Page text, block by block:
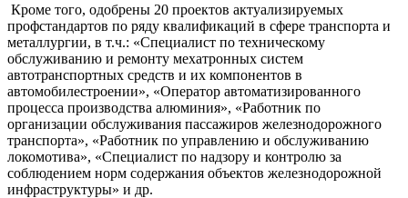
Кроме того, одобрены 20 проектов актуализируемых
профстандартов по ряду квалификаций в сфере транспорта и
металлургии, в т.ч.: «Специалист по техническому
обслуживанию и ремонту мехатронных систем
автотранспортных средств и их компонентов в
автомобилестроении», «Оператор автоматизированного
процесса производства алюминия», «Работник по
организации обслуживания пассажиров железнодорожного
транспорта», «Работник по управлению и обслуживанию
локомотива», «Специалист по надзору и контролю за
соблюдением норм содержания объектов железнодорожной
инфраструктуры» и др.